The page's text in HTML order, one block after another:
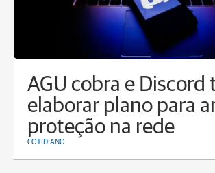
AGU cobra e Discord
elaborar plano para
proteção na rede
COTIDIANO